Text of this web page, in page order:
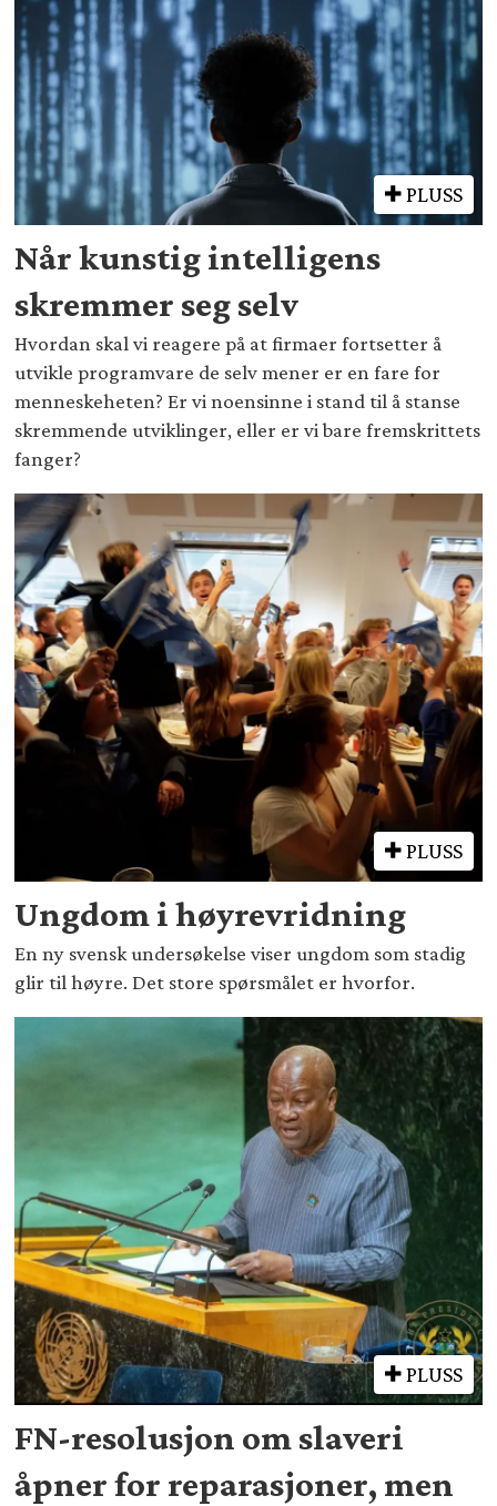
PLUSS
Når kunstig intelligens
skremmer seg selv
Hvordan skal vi reagere på at firmaer fortsetter å
utvikle programvare de selv mener er en fare for
menneskeheten? Er vi noensinne i stand til å stanse
skremmende utviklinger, eller er vi bare fremskrittets
fanger?
PLUSS
Ungdom i høyrevridning
En ny svensk undersøkelse viser ungdom som stadig
glir til høyre. Det store spørsmålet er hvorfor.
PLUSS
FN-resolusjon om slaveri
åpner for reparasjoner, men